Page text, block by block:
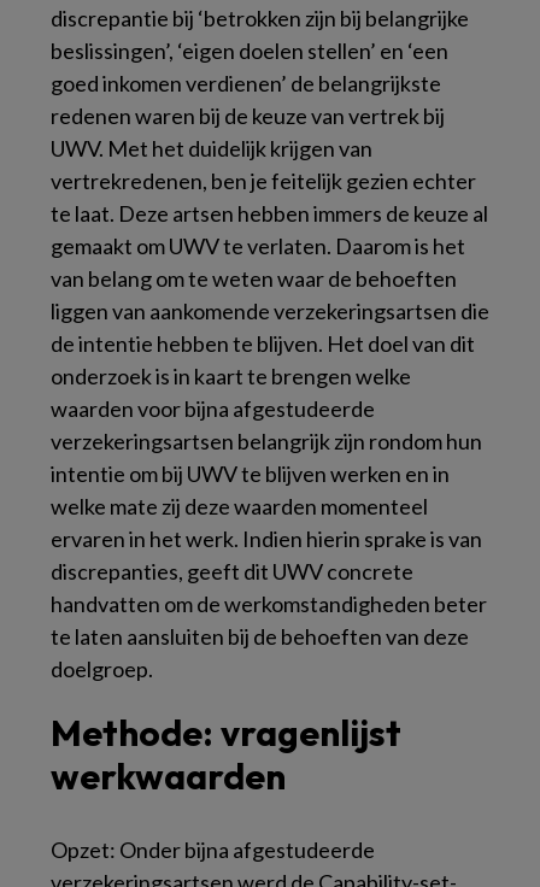
discrepantie bij ‘betrokken zijn bij belangrijke
beslissingen’, ‘eigen doelen stellen’ en ‘een
goed inkomen verdienen’ de belangrijkste
redenen waren bij de keuze van vertrek bij
UWV. Met het duidelijk krijgen van
vertrekredenen, ben je feitelijk gezien echter
te laat. Deze artsen hebben immers de keuze al
gemaakt om UWV te verlaten. Daarom is het
van belang om te weten waar de behoeften
liggen van aankomende verzekeringsartsen die
de intentie hebben te blijven. Het doel van dit
onderzoek is in kaart te brengen welke
waarden voor bijna afgestudeerde
verzekeringsartsen belangrijk zijn rondom hun
intentie om bij UWV te blijven werken en in
welke mate zij deze waarden momenteel
ervaren in het werk. Indien hierin sprake is van
discrepanties, geeft dit UWV concrete
handvatten om de werkomstandigheden beter
te laten aansluiten bij de behoeften van deze
doelgroep.
Methode: vragenlijst
werkwaarden
Opzet: Onder bijna afgestudeerde